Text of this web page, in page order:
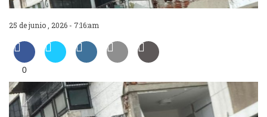
25 de junio , 2026 - 7:16:am
0